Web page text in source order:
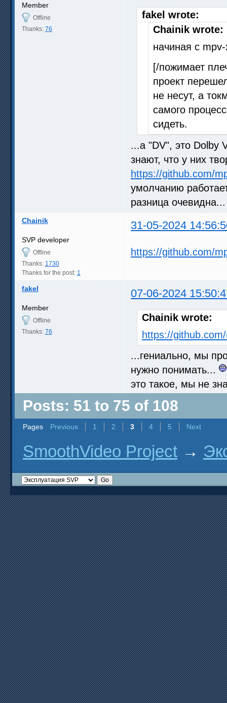
Member
Offline
Thanks: 76
fakel wrote:
Chainik wrote:
начиная с
[/пожимает
проект
не несут, а
самого
сидеть.
...а "DV", это Dolby
знают, что у них
https://github.com/
умолчанию
разница очевидна...
Chainik 31-05-2024
SVP developer
Offline
Thanks: 1730
Thanks for the post: 1
https://github.com/
fakel 07-06-2024
Member
Offline
Thanks: 76
Chainik wrote:
https://
...гениально, мы
нужно понимать...
это такое, мы не
Posts: 51 to 75 of 108
Pages Previous 1 2 3 4 5 Next
SmoothVideo Project →